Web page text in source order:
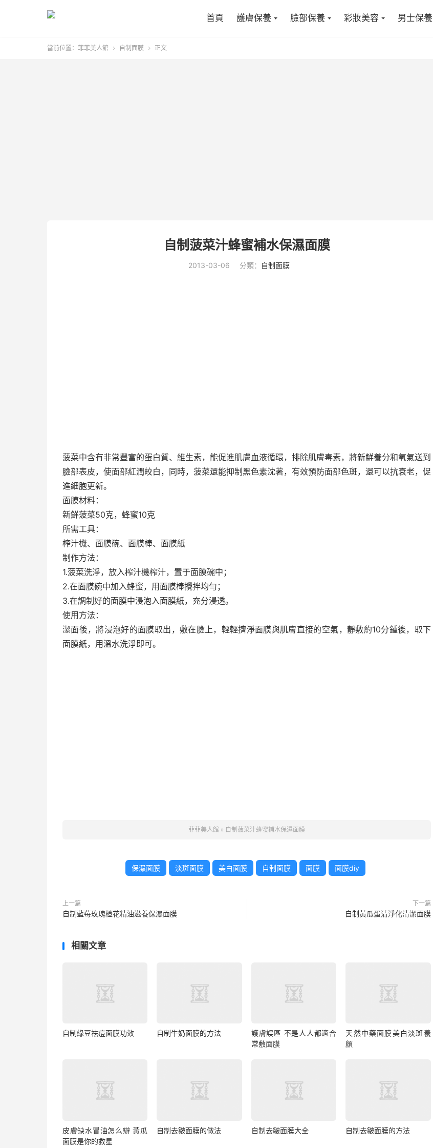
首頁 護膚保養 臉部保養 彩妝美容 男士保養
當前位置： 菲菲美人館  自制面膜  正文
自制菠菜汁蜂蜜補水保濕面膜
2013-03-06 分類： 自制面膜
菠菜中含有非常豐富的蛋白質、維生素，能促進肌膚血液循環，排除肌膚毒素，將新鮮養分和氧氣送到
臉部表皮，使面部紅潤皎白，同時，菠菜還能抑制黑色素沈著，有效預防面部色斑，還可以抗衰老，促
進細胞更新。
面膜材料：
新鮮菠菜50克，蜂蜜10克
所需工具：
榨汁機、面膜碗、面膜棒、面膜紙
制作方法：
1.菠菜洗淨，放入榨汁機榨汁，置于面膜碗中；
2.在面膜碗中加入蜂蜜，用面膜棒攪拌均勻；
3.在調制好的面膜中浸泡入面膜紙，充分浸透。
使用方法：
潔面後，將浸泡好的面膜取出，敷在臉上，輕輕擠淨面膜與肌膚直接的空氣，靜敷約10分鍾後，取下
面膜紙，用溫水洗淨即可。
菲菲美人館 » 自制菠菜汁蜂蜜補水保濕面膜
保濕面膜 淡斑面膜 美白面膜 自制面膜 面膜 面膜diy
上一篇
自制藍莓玫瑰橙花精油滋養保濕面膜
下一篇
自制黃瓜蛋清淨化清潔面膜
相關文章
自制綠豆祛痘面膜功效 自制牛奶面膜的方法
護膚誤區 不是人人都適合
常敷面膜
天然中藥面膜美白淡斑養
顏
皮膚缺水冒油怎么辦 黃瓜
面膜是你的救星
自制去皺面膜的做法 自制去皺面膜大全 自制去皺面膜的方法